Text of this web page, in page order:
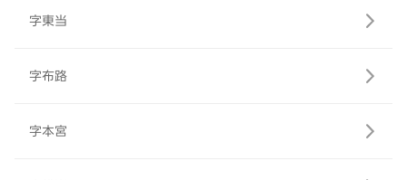
字東当
字布路
字本宮